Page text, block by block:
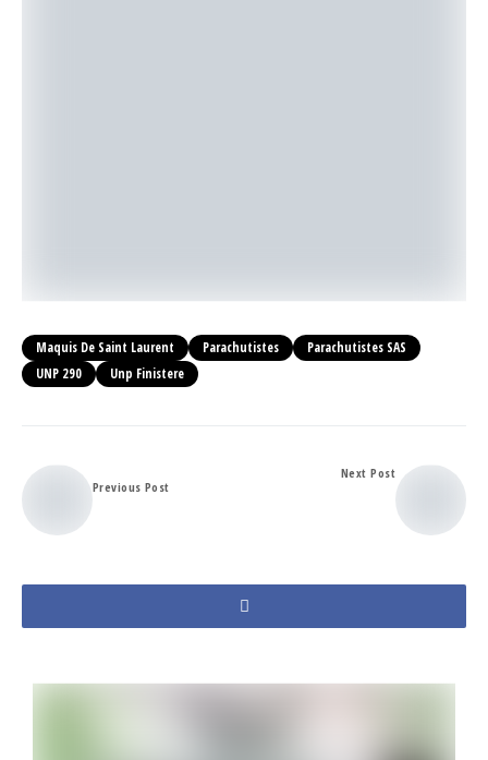
Maquis De Saint Laurent Parachutistes
Parachutistes SAS
UNP 290
Unp Finistere
Previous Post
Next Post